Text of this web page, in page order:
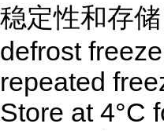
稳定性和存
defrost
repeated
Store at 4°C